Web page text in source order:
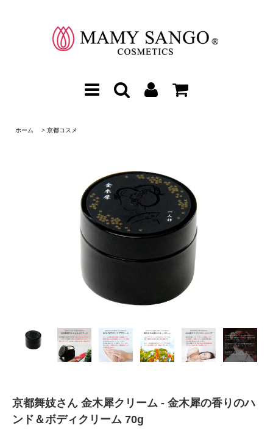
ホーム > 京都コスメ
京都舞妓さん 金木犀クリーム - 金木犀の香りのハ
ンド＆ボディクリーム 70g